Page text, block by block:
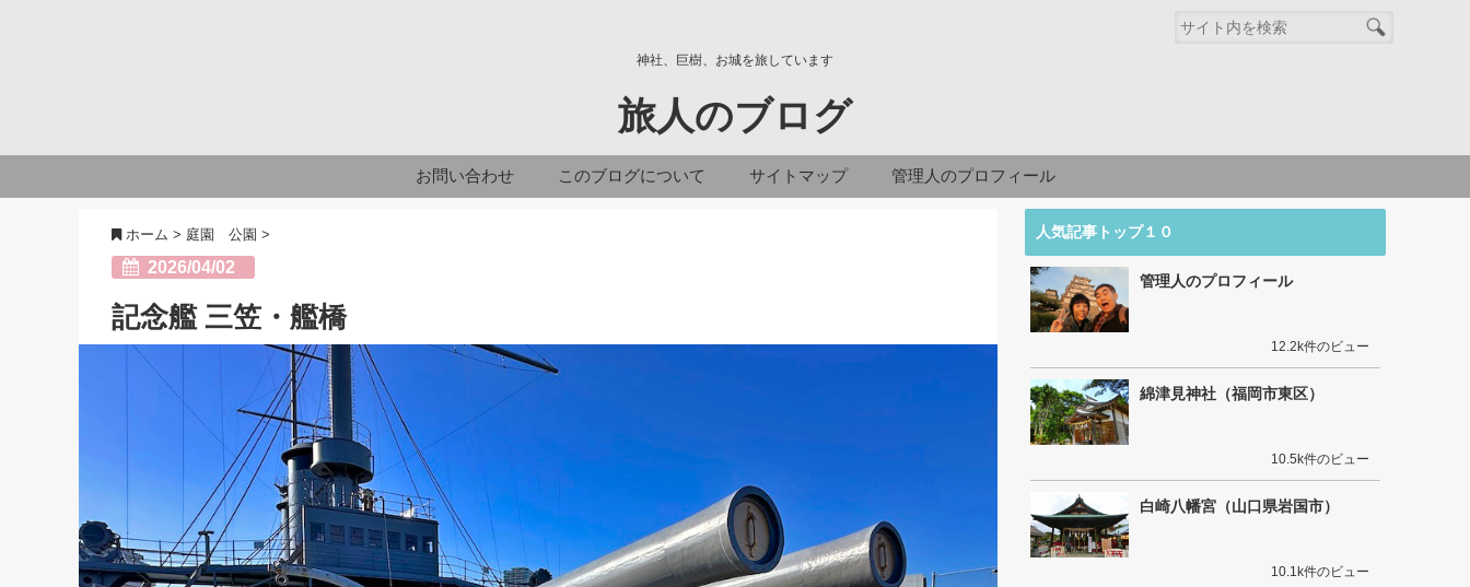
神社、巨樹、お城を旅しています
旅人のブログ
お問い合わせ このブログについて サイトマップ 管理人のプロフィール
ホーム > 庭園 公園 >
2026/04/02
記念艦 三笠・艦橋
人気記事トップ１０
管理人のプロフィール
12.2k件のビュー
綿津見神社（福岡市東区）
10.5k件のビュー
白崎八幡宮（山口県岩国市）
10.1k件のビュー